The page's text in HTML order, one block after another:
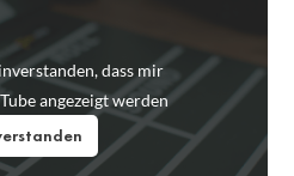
dass mir
angezeigt werden